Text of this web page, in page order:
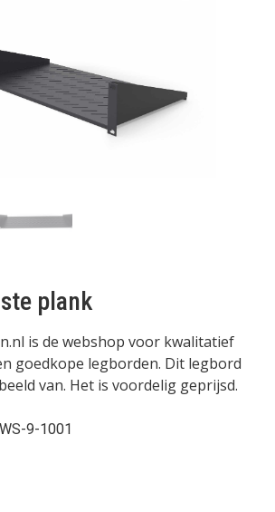
plank
is de webshop voor kwalitatief
goedkope legborden. Dit legbord
van. Het is voordelig geprijsd.
9-1001